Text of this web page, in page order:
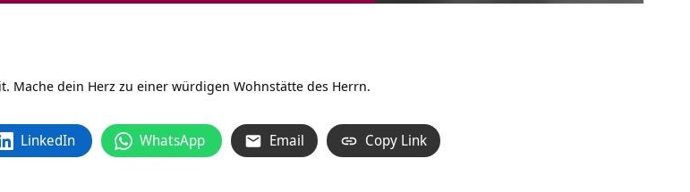
Mache dein Herz zu einer würdigen Wohnstätte des Herrn.
LinkedIn WhatsApp Email Copy Link